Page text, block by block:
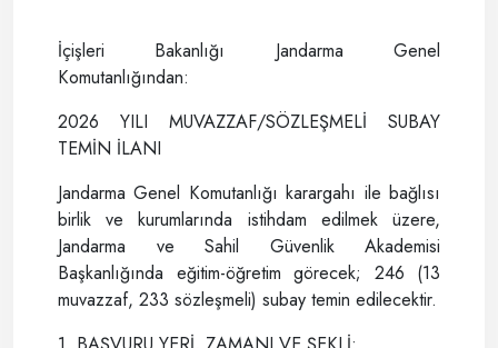
İçişleri Bakanlığı Jandarma Genel
Komutanlığından:
2026 YILI MUVAZZAF/SÖZLEŞMELİ SUBAY
TEMİN İLANI
Jandarma Genel Komutanlığı karargahı ile bağlısı
birlik ve kurumlarında istihdam edilmek üzere,
Jandarma ve Sahil Güvenlik Akademisi
Başkanlığında eğitim-öğretim görecek; 246 (13
muvazzaf, 233 sözleşmeli) subay temin edilecektir.